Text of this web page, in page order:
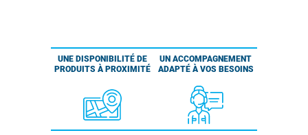
UNE DISPONIBILITÉ DE
PRODUITS À PROXIMITÉ
UN ACCOMPAGNEMENT
ADAPTÉ À VOS BESOINS